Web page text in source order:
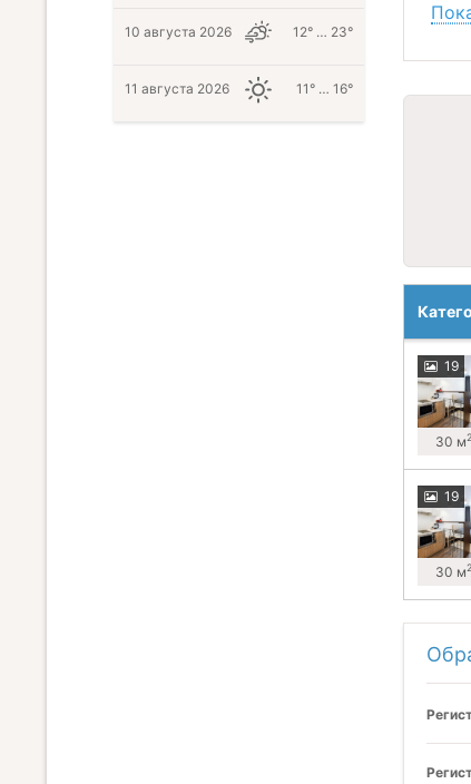
19
30 м2
19
30 м2
10 августа 2026 12° … 23°
11 августа 2026 11° … 16°